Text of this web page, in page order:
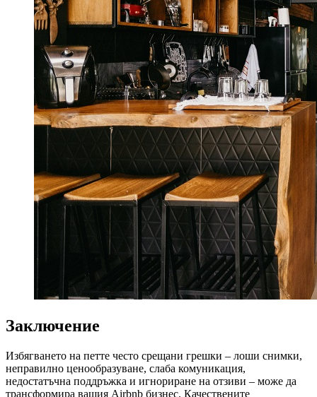
Заключение
Избягването на петте често срещани грешки – лоши снимки,
неправилно ценообразуване, слаба комуникация,
недостатъчна поддръжка и игнориране на отзиви – може да
трансформира вашия Airbnb бизнес. Качествените